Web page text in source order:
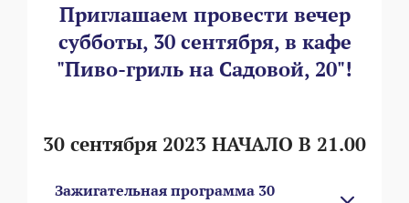
Приглашаем провести вечер
субботы, 30 сентября, в кафе
"Пиво-гриль на Садовой, 20"!
30 сентября 2023 НАЧАЛО В 21.00
Зажигательная программа 30